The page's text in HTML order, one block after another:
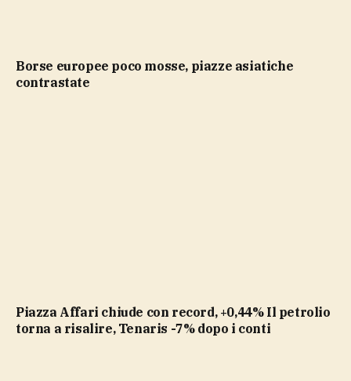
Borse europee poco mosse, piazze asiatiche
contrastate
Piazza Affari chiude con record, +0,44% Il petrolio
torna a risalire, Tenaris -7% dopo i conti